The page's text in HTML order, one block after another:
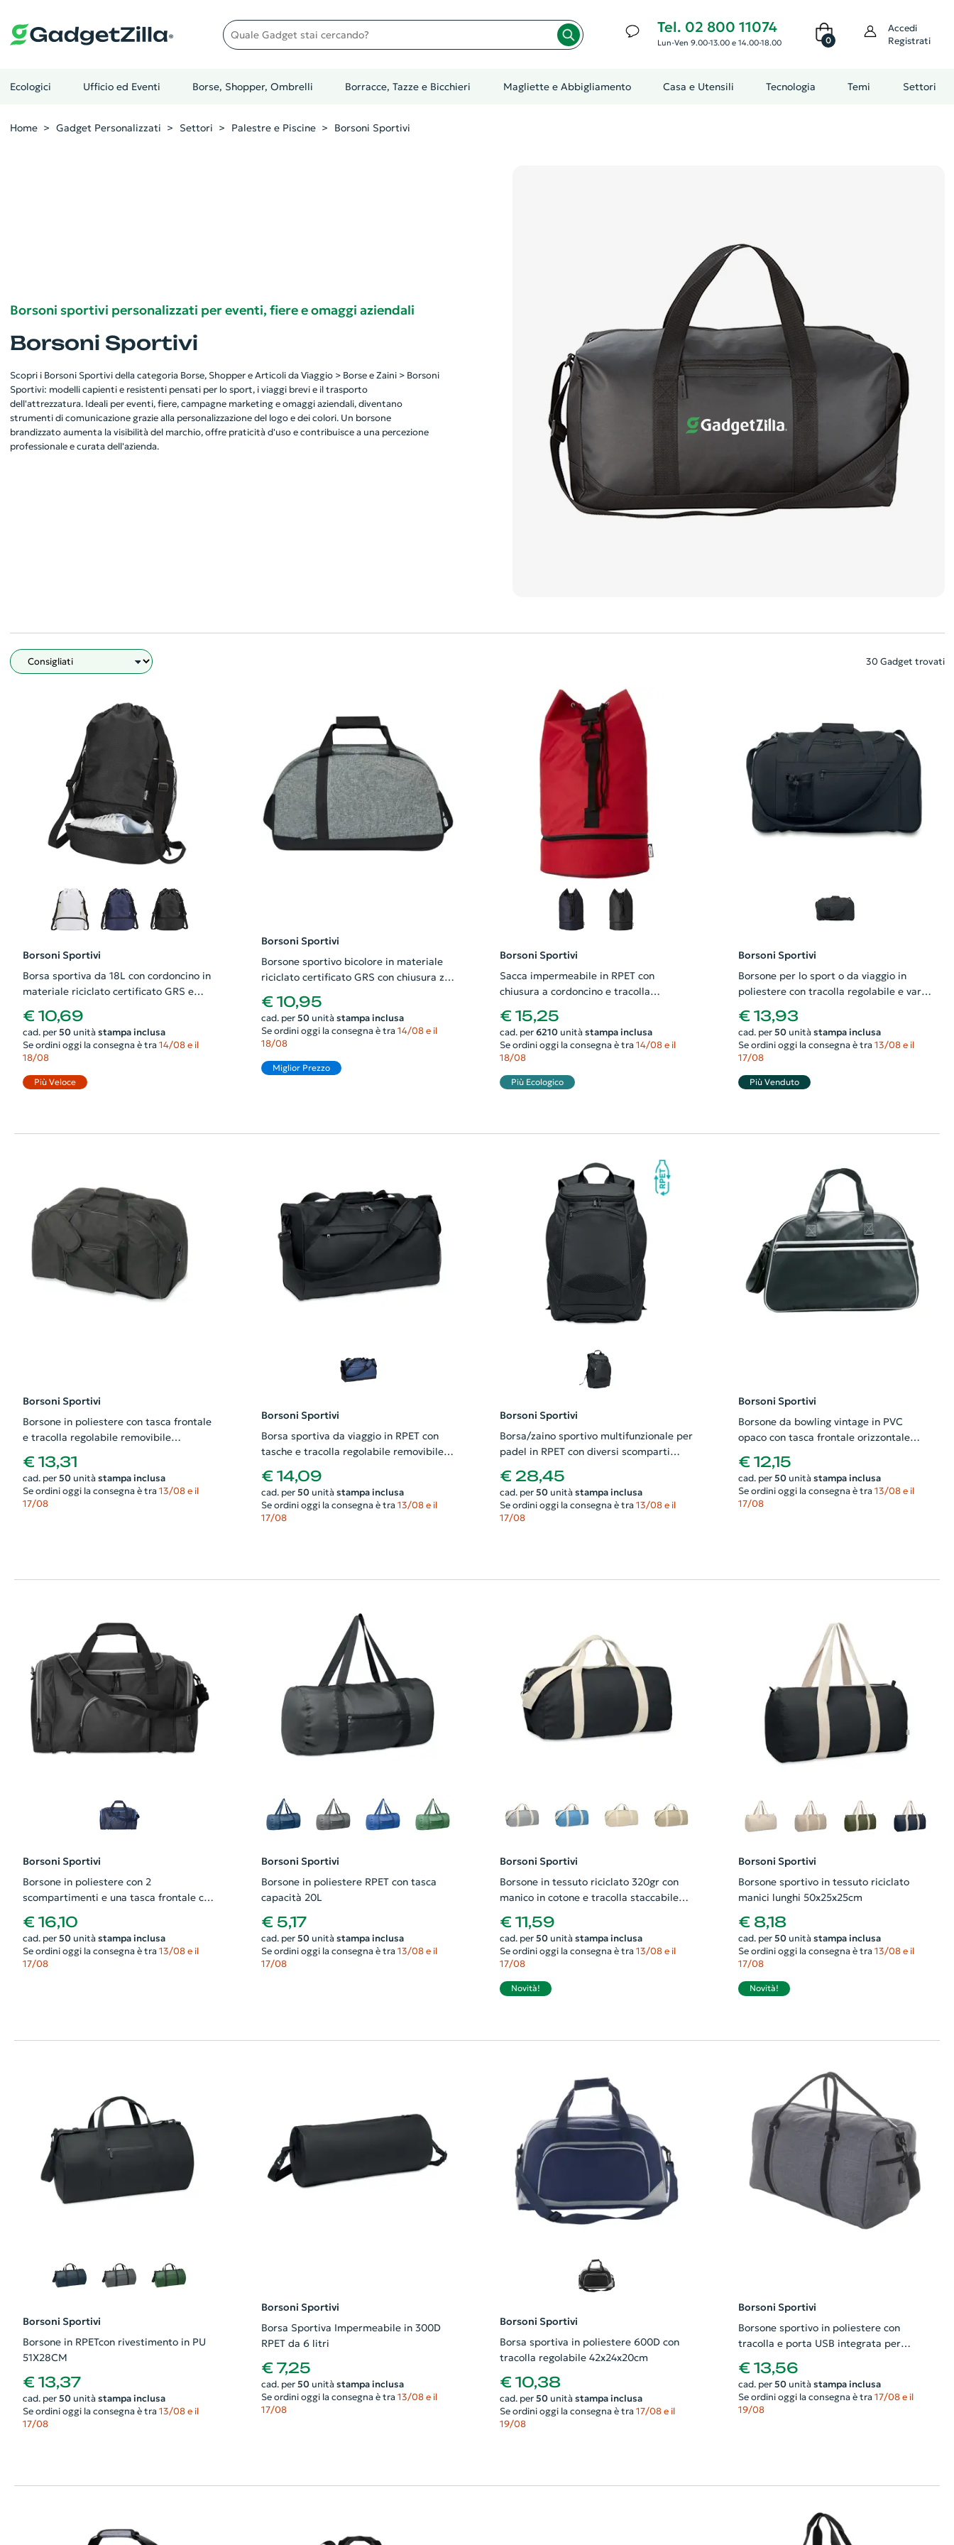
Quale gadget stai cercando? Tel. 02 800 11074
Lun-Ven 9.00-13.00 e 14.00-18.00 0
Accedi
Registrati
Ecologici Ufficio ed Eventi Borse, Shopper, Ombrelli Borracce, Tazze e Bicchieri Magliette e Abbigliamento Casa e Utensili Tecnologia Temi Settori
Home Gadget Personalizzati Settori Palestre e Piscine Borsoni Sportivi
Borsoni sportivi personalizzati per eventi, fiere e omaggi aziendali
Borsoni Sportivi
Scopri i Borsoni Sportivi della categoria Borse, Shopper e Articoli da Viaggio > Borse e Zaini > Borsoni
Sportivi: modelli capienti e resistenti pensati per lo sport, i viaggi brevi e il trasporto
dell'attrezzatura. Ideali per eventi, fiere, campagne marketing e omaggi aziendali, diventano
strumenti di comunicazione grazie alla personalizzazione del logo e dei colori. Un borsone
brandizzato aumenta la visibilità del marchio, offre praticità d'uso e contribuisce a una percezione
professionale e curata dell'azienda.
Filtro 30 Gadget trovati
Borsoni Sportivi
Borsa sportiva da 18L con cordoncino in
materiale riciclato certificato GRS e
€ 10,69
cad. per 50unità stampa inclusa
Se ordini oggi la consegna è tra 14/08 e il
18/08
Più Veloce
Borsoni Sportivi
Borsone sportivo bicolore in materiale
riciclato certificato GRS con chiusura zip
€ 10,95
cad. per 50unità stampa inclusa
Se ordini oggi la consegna è tra 14/08 e il
18/08
Miglior Prezzo
Borsoni Sportivi
Sacca impermeabile in RPET con
chiusura a cordoncino e tracolla
€ 15,25
cad. per 6210unità stampa inclusa
Se ordini oggi la consegna è tra 14/08 e il
18/08
Più Ecologico
Borsoni Sportivi
Borsone per lo sport o da viaggio in
poliestere con tracolla regolabile e varie
€ 13,93
cad. per 50unità stampa inclusa
Se ordini oggi la consegna è tra 13/08 e il
17/08
Più Venduto
Borsoni Sportivi
Borsone in poliestere con tasca frontale
e tracolla regolabile removibile
58x30x35cm
€ 13,31
cad. per 50unità stampa inclusa
Se ordini oggi la consegna è tra 13/08 e il
17/08
Borsoni Sportivi
Borsa sportiva da viaggio in RPET con
tasche e tracolla regolabile removibile
50x23x28cm
€ 14,09
cad. per 50unità stampa inclusa
Se ordini oggi la consegna è tra 13/08 e il
17/08
Borsoni Sportivi
Borsa/zaino sportivo multifunzionale per
padel in RPET con diversi scomparti
30x25x44cm
€ 28,45
cad. per 50unità stampa inclusa
Se ordini oggi la consegna è tra 13/08 e il
17/08
Borsoni Sportivi
Borsone da bowling vintage in PVC
opaco con tasca frontale orizzontale
45x18x29cm
€ 12,15
cad. per 50unità stampa inclusa
Se ordini oggi la consegna è tra 13/08 e il
17/08
Borsoni Sportivi
Borsone in poliestere con 2
scompartimenti e una tasca frontale con
asola per auricolari 55x25x30cm
€ 16,10
cad. per 50unità stampa inclusa
Se ordini oggi la consegna è tra 13/08 e il
17/08
Borsoni Sportivi
Borsone in poliestere RPET con tasca
capacità 20L
€ 5,17
cad. per 50unità stampa inclusa
Se ordini oggi la consegna è tra 13/08 e il
17/08
Borsoni Sportivi
Borsone in tessuto riciclato 320gr con
manico in cotone e tracolla staccabile
49x26x24cm
€ 11,59
cad. per 50unità stampa inclusa
Se ordini oggi la consegna è tra 13/08 e il
17/08
Novità!
Borsoni Sportivi
Borsone sportivo in tessuto riciclato
manici lunghi 50x25x25cm
€ 8,18
cad. per 50unità stampa inclusa
Se ordini oggi la consegna è tra 13/08 e il
17/08
Novità!
Borsoni Sportivi
Borsone in RPETcon rivestimento in PU
51X28CM
€ 13,37
cad. per 50unità stampa inclusa
Se ordini oggi la consegna è tra 13/08 e il
17/08
Borsoni Sportivi
Borsa Sportiva Impermeabile in 300D
RPET da 6 litri
€ 7,25
cad. per 50unità stampa inclusa
Se ordini oggi la consegna è tra 13/08 e il
17/08
Borsoni Sportivi
Borsa sportiva in poliestere 600D con
tracolla regolabile 42x24x20cm
€ 10,38
cad. per 50unità stampa inclusa
Se ordini oggi la consegna è tra 17/08 e il
19/08
Borsoni Sportivi
Borsone sportivo in poliestere con
tracolla e porta USB integrata per
power bank 50x30x29cm
€ 13,56
cad. per 50unità stampa inclusa
Se ordini oggi la consegna è tra 17/08 e il
19/08